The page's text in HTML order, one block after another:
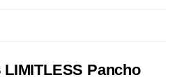
LIMITLESS Pancho